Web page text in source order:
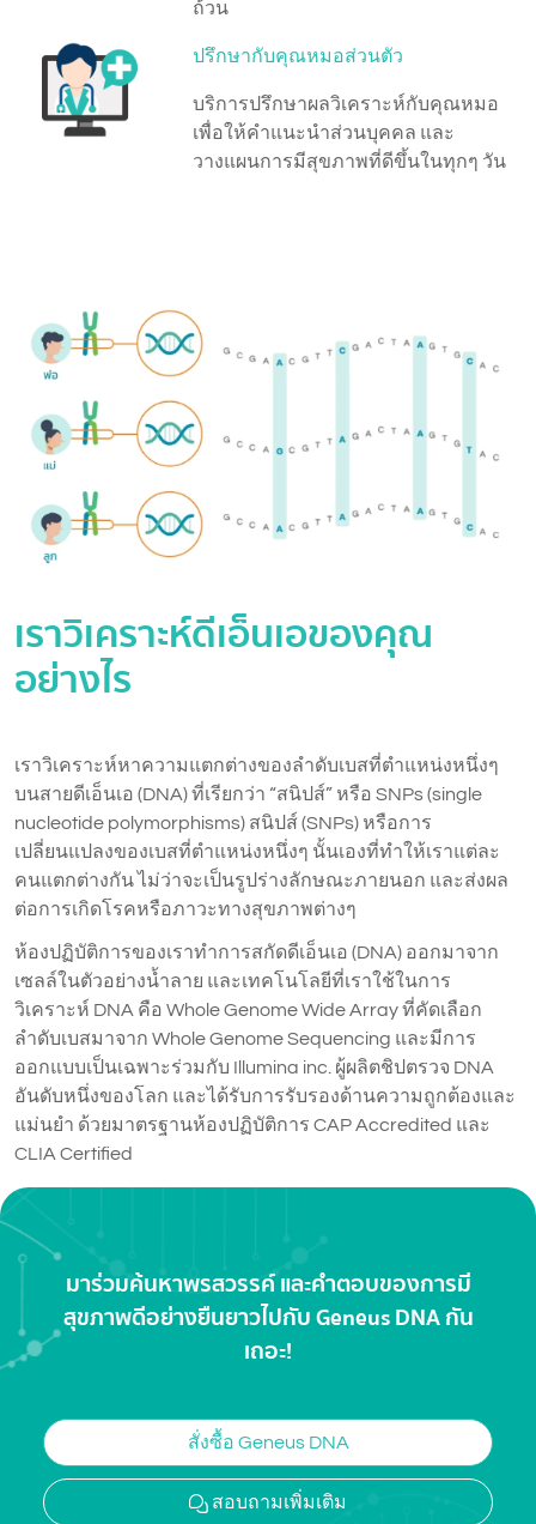
ถ้วน
ปรึกษากับคุณหมอส่วนตัว
บริการปรึกษาผลวิเคราะห์กับคุณหมอ
เพื่อให้คำแนะนำส่วนบุคคล และ
วางแผนการมีสุขภาพที่ดีขึ้นในทุกๆ วัน
เราวิเคราะห์ดีเอ็นเอของคุณ
อย่างไร
เราวิเคราะห์หาความแตกต่างของลำดับเบสที่ตำแหน่งหนึ่งๆ
บนสายดีเอ็นเอ (DNA) ที่เรียกว่า “สนิปส์” หรือ SNPs (single
nucleotide polymorphisms) สนิปส์ (SNPs) หรือการ
เปลี่ยนแปลงของเบสที่ตำแหน่งหนึ่งๆ นั้นเองที่ทำให้เราแต่ละ
คนแตกต่างกัน ไม่ว่าจะเป็นรูปร่างลักษณะภายนอก และส่งผล
ต่อการเกิดโรคหรือภาวะทางสุขภาพต่างๆ
ห้องปฏิบัติการของเราทำการสกัดดีเอ็นเอ (DNA) ออกมาจาก
เซลล์ในตัวอย่างน้ำลาย และเทคโนโลยีที่เราใช้ในการ
วิเคราะห์ DNA คือ Whole Genome Wide Array ที่คัดเลือก
ลำดับเบสมาจาก Whole Genome Sequencing และมีการ
ออกแบบเป็นเฉพาะร่วมกับ Illumina inc. ผู้ผลิตชิปตรวจ DNA
อันดับหนึ่งของโลก และได้รับการรับรองด้านความถูกต้องและ
แม่นยำ ด้วยมาตรฐานห้องปฏิบัติการ CAP Accredited และ
CLIA Certified
มาร่วมค้นหาพรสวรรค์ และคำตอบของการมี
สุขภาพดีอย่างยืนยาวไปกับ Geneus DNA กัน
เถอะ!
สั่งซื้อ Geneus DNA
สอบถามเพิ่มเติม